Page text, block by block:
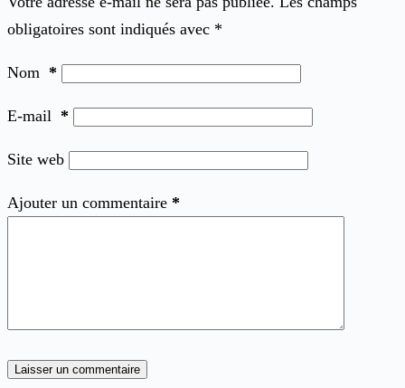
obligatoires sont indiqués avec *
Nom *
E-mail *
Site web
Ajouter un commentaire *
Laisser un commentaire